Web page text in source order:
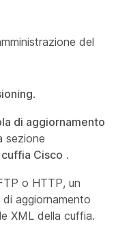
del
.
di aggiornamento
sezione
Cisco .
o HTTP, un
aggiornamento
XML della cuffia.